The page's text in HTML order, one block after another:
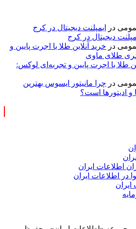
در
ایمپلنت دیجیتال در کرج
دیجیتال در کرج
در خرید آنلاین طلا با اجرت پایین و
طلای ماوی
طلا با اجرت پایین و تجربه‌ای لوکس:
در چرا مانیتور ایسوس بهترین
و ادیتورها است؟
اطلاعات ایران
در اطلاعات ایران
ایران